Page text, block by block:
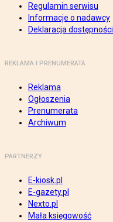
Regulamin serwisu
Informacje o nadawcy
Deklaracja dostępności
REKLAMA I PRENUMERATA
Reklama
Ogłoszenia
Prenumerata
Archiwum
PARTNERZY
E-kiosk.pl
E-gazety.pl
Nexto.pl
Mała księgowość